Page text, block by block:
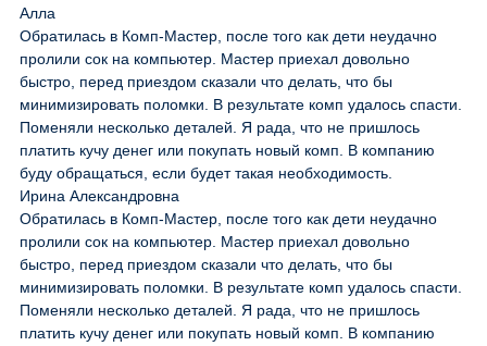
Алла
Обратилась в Комп-Мастер, после того как дети неудачно
пролили сок на компьютер. Мастер приехал довольно
быстро, перед приездом сказали что делать, что бы
минимизировать поломки. В результате комп удалось спасти.
Поменяли несколько деталей. Я рада, что не пришлось
платить кучу денег или покупать новый комп. В компанию
буду обращаться, если будет такая необходимость.
Ирина Александровна
Обратилась в Комп-Мастер, после того как дети неудачно
пролили сок на компьютер. Мастер приехал довольно
быстро, перед приездом сказали что делать, что бы
минимизировать поломки. В результате комп удалось спасти.
Поменяли несколько деталей. Я рада, что не пришлось
платить кучу денег или покупать новый комп. В компанию